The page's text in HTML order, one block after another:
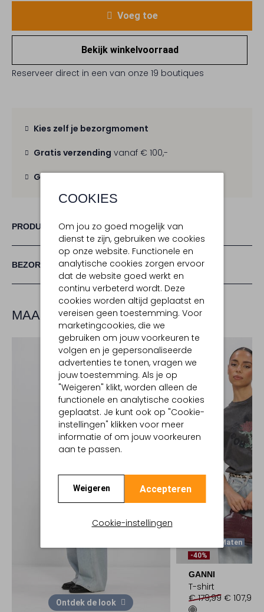
COOKIES
Om jou zo goed mogelijk van
dienst te zijn, gebruiken we cookies
op onze website. Functionele en
analytische cookies zorgen ervoor
dat de website goed werkt en
continu verbeterd wordt. Deze
cookies worden altijd geplaatst en
vereisen geen toestemming. Voor
marketingcookies, die we
gebruiken om jouw voorkeuren te
volgen en je gepersonaliseerde
advertenties te tonen, vragen we
jouw toestemming. Als je op
"Weigeren" klikt, worden alleen de
functionele en analytische cookies
geplaatst. Je kunt ook op "Cookie-
instellingen" klikken voor meer
informatie of om jouw voorkeuren
aan te passen.
Weigeren Accepteren
Cookie-instellingen
Voeg toe
Bekijk winkelvoorraad
Reserveer direct in een van onze 19 boutiques
Kies zelf je bezorgmoment
Gratis verzending vanaf € 100,-
Gratis retour
PRODUCT INFORMATIE
BEZORGEN & RETOURNEREN
MAAK JE LOOK COMPLEET
Ontdek de look
Laatste Maten
-40%
GANNI
T-shirt
€ 179,99 € 107,99